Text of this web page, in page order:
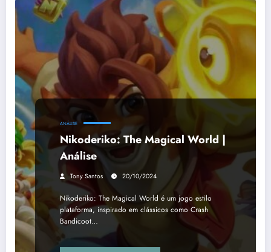
ANÁLISE
Nikoderiko: The Magical World |
Análise
Tony Santos 20/10/2024
Nikoderiko: The Magical World é um jogo estilo
plataforma, inspirado em clássicos como Crash
Bandicoot…